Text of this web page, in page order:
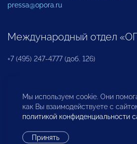
pressa@opora.ru
Международный отдел
+7 (495) 247-4777 (доб. 126)
Бюро по защите прав
инвесторов
Мы используем cookie. Они
как Вы взаимодействуете с
политикой конфиденциальности
Принять